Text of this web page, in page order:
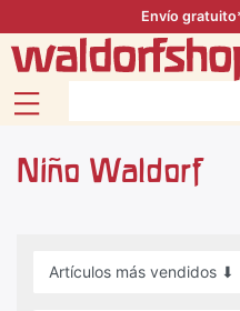
Envío
Niño Waldorf